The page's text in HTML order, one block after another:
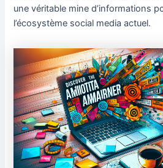
une véritable mine d’informations
l’écosystème social media actuel.